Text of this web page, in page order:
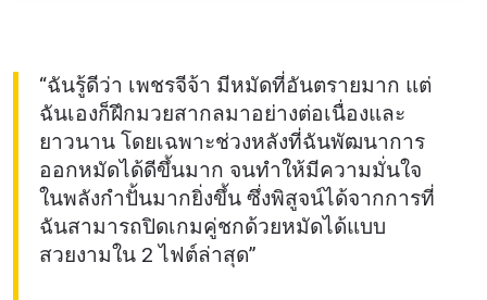
“ฉันรู้ดีว่า เพชรจีจ้า มีหมัดที่อันตรายมาก แต่
ฉันเองก็ฝึกมวยสากลมาอย่างต่อเนื่องและ
ยาวนาน โดยเฉพาะช่วงหลังที่ฉันพัฒนาการ
ออกหมัดได้ดีขึ้นมาก จนทำให้มีความมั่นใจ
ในพลังกำปั้นมากยิ่งขึ้น ซึ่งพิสูจน์ได้จากการที่
ฉันสามารถปิดเกมคู่ชกด้วยหมัดได้แบบ
สวยงามใน 2 ไฟต์ล่าสุด”